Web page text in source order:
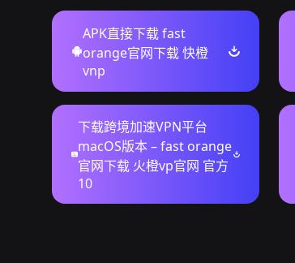
APK直接下载 fast
orange官网下载 快橙
vnp
下载跨境加速VPN平台
macOS版本 – fast orange
官网下载 火橙vp官网 官方
10